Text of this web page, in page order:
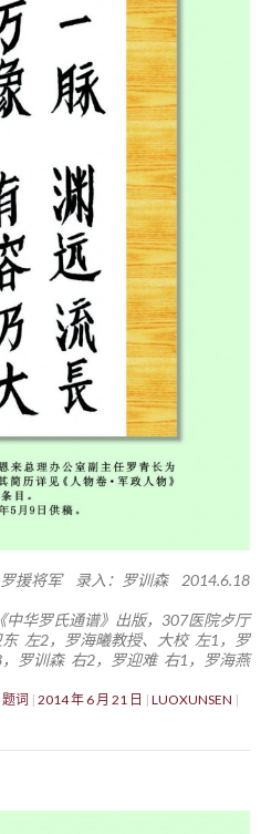
罗援将军 录入：罗训森 2014.6.18
中华罗氏通谱》出版，307医院歺厅
左2，罗海曦教授、大校 左1，罗
，罗训森 右2，罗迎难 右1，罗海燕
词 2014 年 6 月 21 日
LUOXUNSEN